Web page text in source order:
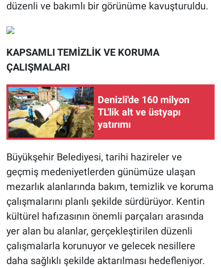
düzenli ve bakımlı bir görünüme kavuşturuldu.
KAPSAMLI TEMİZLİK VE KORUMA
ÇALIŞMALARI
Denizli'de 160 milyon
TL'lik alt ve üstyapı
yatırımı
Büyükşehir Belediyesi, tarihi hazireler ve
geçmiş medeniyetlerden günümüze ulaşan
mezarlık alanlarında bakım, temizlik ve koruma
çalışmalarını planlı şekilde sürdürüyor. Kentin
kültürel hafızasının önemli parçaları arasında
yer alan bu alanlar, gerçekleştirilen düzenli
çalışmalarla korunuyor ve gelecek nesillere
daha sağlıklı şekilde aktarılması hedefleniyor.